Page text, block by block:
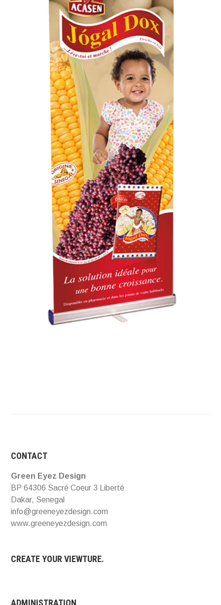
CONTACT
Green Eyez Design
BP 64306 Sacré Coeur 3 Liberté
Dakar, Senegal
info@greeneyezdesign.com
www.greeneyezdesign.com
CREATE YOUR VIEWTURE.
ADMINISTRATION